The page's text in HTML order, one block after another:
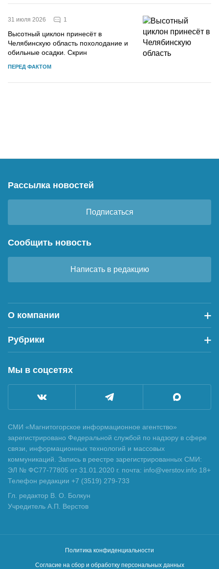
31 июля 2026 1
Высотный циклон принесёт в
Челябинскую область похолодание и
обильные осадки. Скрин
ПЕРЕД ФАКТОМ
Рассылка новостей
Подписаться
Сообщить новость
Написать в редакцию
О компании
Рубрики
Мы в соцсетях
СМИ «Магнитогорское информационное агентство»
зарегистрировано Федеральной службой по надзору в сфере
связи, информационных технологий и массовых
коммуникаций. Запись в реестре зарегистрированных СМИ:
ЭЛ № ФС77-77805 от 31.01.2020 г. почта: info@verstov.info 18+
Телефон редакции +7 (3519) 279-733
Гл. редактор В. О. Болкун
Учредитель А.П. Верстов
Политика конфиденциальности
Согласие на сбор и обработку персональных данных